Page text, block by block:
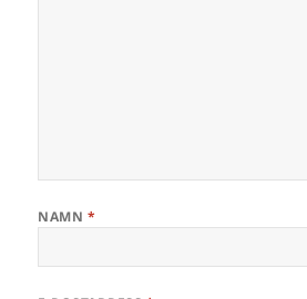
NAMN *